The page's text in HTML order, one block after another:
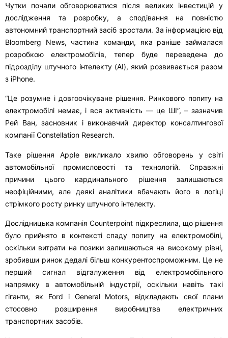
Чутки почали обговорюватися після великих інвестицій у
дослідження та розробку, а сподівання на повністю
автономний транспортний засіб зростали. За інформацією від
Bloomberg News, частина команди, яка раніше займалася
розробкою електромобілів, тепер буде переведена до
підрозділу штучного інтелекту (AI), який розвивається разом
з iPhone.
“Це розумне і довгоочікуване рішення. Ринкового попиту на
електромобілі немає, і вся активність — це ШІ”, – зазначив
Рей Ван, засновник і виконавчий директор консалтингової
компанії Constellation Research.
Таке рішення Apple викликало хвилю обговорень у світі
автомобільної промисловості та технологій. Справжні
причини цього кардинального рішення залишаються
неофіційними, але деякі аналітики вбачають його в логіці
стрімкого росту ринку штучного інтелекту.
Дослідницька компанія Counterpoint підкреслила, що рішення
було прийнято в контексті спаду попиту на електромобілі,
оскільки витрати на позики залишаються на високому рівні,
зробивши ринок дедалі більш конкурентоспроможним. Це не
перший сигнал відгалуження від електромобільного
напрямку в автомобільній індустрії, оскільки навіть такі
гіганти, як Ford і General Motors, відкладають свої плани
стосовно розширення виробництва електричних
транспортних засобів.